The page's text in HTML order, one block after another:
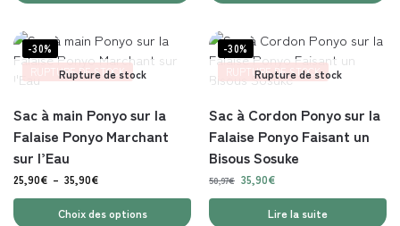
-30%
RUPTURE DE STOCK
Rupture de stock
Sac à main Ponyo sur la
Falaise Ponyo Marchant
sur l’Eau
25,90€ – 35,90€
Choix des options
-30%
RUPTURE DE STOCK
Rupture de stock
Sac à Cordon Ponyo sur la
Falaise Ponyo Faisant un
Bisous Sosuke
50,97€ 35,90€
Lire la suite